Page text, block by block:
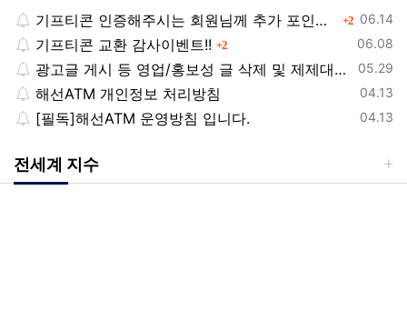
등록일
06.14
기프티콘 인증해주시는 회원님께 추가 포인트 쏩니다!! 2댓글
등록일
06.08
기프티콘 교환 감사이벤트!! 2댓글
등록일
05.29
광고글 게시 등 영업/홍보성 글 삭제 및 제제대상입니다.
등록일
04.13
해선ATM 개인정보 처리방침
등록일
04.13
[필독]해선ATM 운영방침 입니다.
전세계 지수